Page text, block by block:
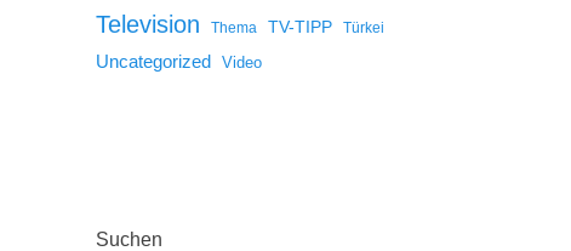
Television Thema TV-TIPP Türkei
Uncategorized Video
Suchen